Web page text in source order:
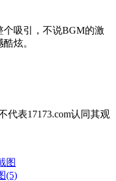
吸引，不说BGM的激
炫。
代表17173.com认同其观
(5)